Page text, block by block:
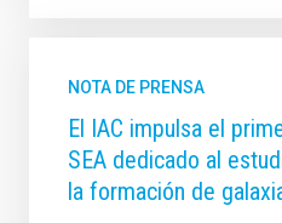
NOTA DE PRENSA
El IAC impulsa el
SEA dedicado al
la formación de